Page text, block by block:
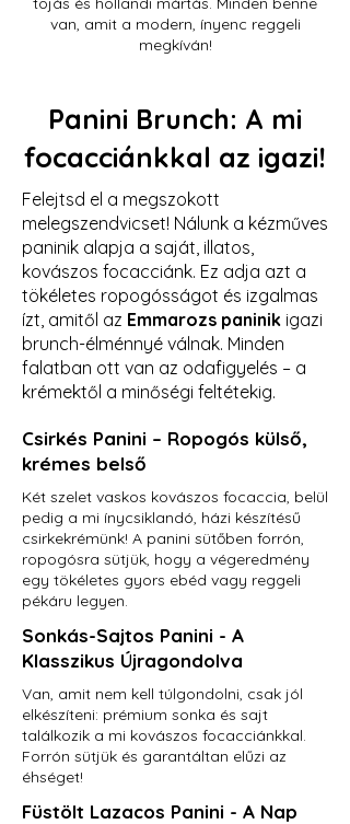
van, amit a modern, ínyenc reggeli
megkíván!
Panini Brunch: A mi
focacciánkkal az igazi!
Felejtsd el a megszokott
melegszendvicset! Nálunk a kézműves
paninik alapja a saját, illatos,
kovászos focacciánk. Ez adja azt a
tökéletes ropogósságot és izgalmas
ízt, amitől az Emmarozs paninik igazi
brunch-élménnyé válnak. Minden
falatban ott van az odafigyelés – a
krémektől a minőségi feltétekig.
Csirkés Panini – Ropogós külső,
krémes belső
Két szelet vaskos kovászos focaccia, belül
pedig a mi ínycsiklandó, házi készítésű
csirkekrémünk! A panini sütőben forrón,
ropogósra sütjük, hogy a végeredmény
egy tökéletes gyors ebéd vagy reggeli
pékáru legyen.
Sonkás-Sajtos Panini - A
Klasszikus Újragondolva
Van, amit nem kell túlgondolni, csak jól
elkészíteni: prémium sonka és sajt
találkozik a mi kovászos focacciánkkal.
Forrón sütjük és garantáltan elűzi az
éhséget!
Füstölt Lazacos Panini - A Nap